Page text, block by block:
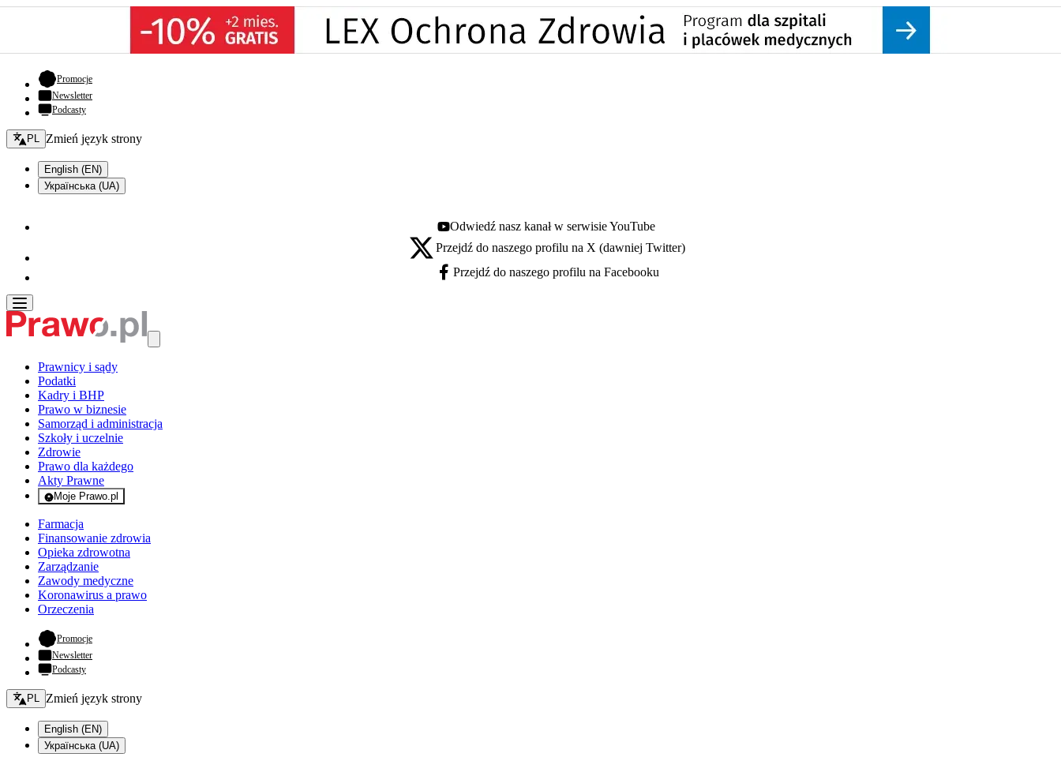
Promocje- otwiera się w nowej karcie
Newsletter
Podcasty
Zmień język - bieżący:
PL Zmień język strony
English (EN)
Українська (UA)
Youtube - otwiera się w nowej karcie
Odwiedź nasz kanał w serwisie YouTube
X - otwiera się w nowej karcie
Przejdź do naszego profilu na X (dawniej Twitter)
Facebook - otwiera się w nowej karcie
Przejdź do naszego profilu na Facebooku
Prawnicy i sądy
Podatki
Kadry i BHP
Prawo w biznesie
Samorząd i administracja
Szkoły i uczelnie
Zdrowie
Prawo dla każdego
Akty Prawne
Moje Prawo.pl
- rejestracja i logowanie do serwisu
Farmacja
Finansowanie zdrowia
Opieka zdrowotna
Zarządzanie
Zawody medyczne
Koronawirus a prawo
Orzeczenia
Promocje- otwiera się w nowej karcie
Newsletter
Podcasty
Zmień język - bieżący:
PL Zmień język strony
English (EN)
Українська (UA)